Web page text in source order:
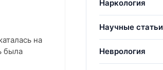
на
была
Наркология
Научные статьи
Неврология